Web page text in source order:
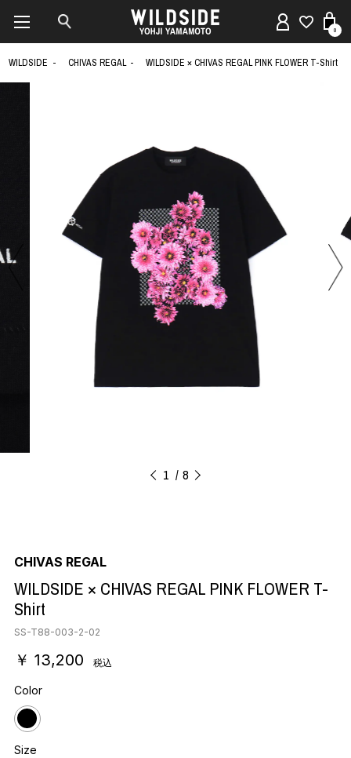
0
WILDSIDE CHIVAS REGAL WILDSIDE × CHIVAS REGAL PINK FLOWER T-Shirt
1 8
CHIVAS REGAL
WILDSIDE × CHIVAS REGAL PINK FLOWER T-
Shirt
SS-T88-003-2-02
￥ 13,200 税込
Color
Size